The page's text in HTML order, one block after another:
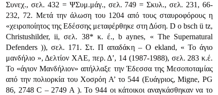
Συνεχ., σελ. 432 = ΨΣυμ.μάγ., σελ. 749 = Σκυλ., σελ. 231, 66-
232, 72. Μετά την άλωση του 1204 από τους σταυροφόρους η
«χειροποίητος της Εδέσσης μεταφέρθηκε στη Δύση. D ο bsch ü tz,
Christushilder, ii, σελ. 38* κ. έ., b aynes, « The Supernatural
Defenders )), σελ. 171. Στ. Π απαδάκη – O ekland, « Το άγιο
μανδήλιο », Δελτίον ΧΑΕ, περ. Δ’, 14 (1987-1988), σελ. 283 κ.έ.
Το «άγιον Μανδήλιον» απήλλαξε την Έδεσσα της Μεσοποταμίας
από την πολιορκία του Χοσρόη Α’ το 544 (Ευάγριος, Migne, PG
86, 2748 C – 2749 A ). To 944 οι κάτοικοι αναγκάσθηκαν να το